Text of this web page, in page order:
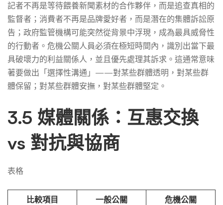
記者不再是等待餵養新聞素材的合作夥伴，而是追查真相的
監督者；消費者不再是品牌愛好者，而是潛在的集體訴訟原
告；政府監管機構可能突然從背景中浮現，成為最具威脅性
的行動者。危機公關人員必須在極短時間內，識別出當下最
具破壞力的利益關係人，並且優先處理其訴求。這通常意味
著要做出「選擇性溝通」——對某些群體透明，對某些群
體保留；對某些群體安撫，對某些群體堅定。
3.5 媒體關係：互惠交換
vs 對抗與協商
表格
比較項目 一般公關 危機公關